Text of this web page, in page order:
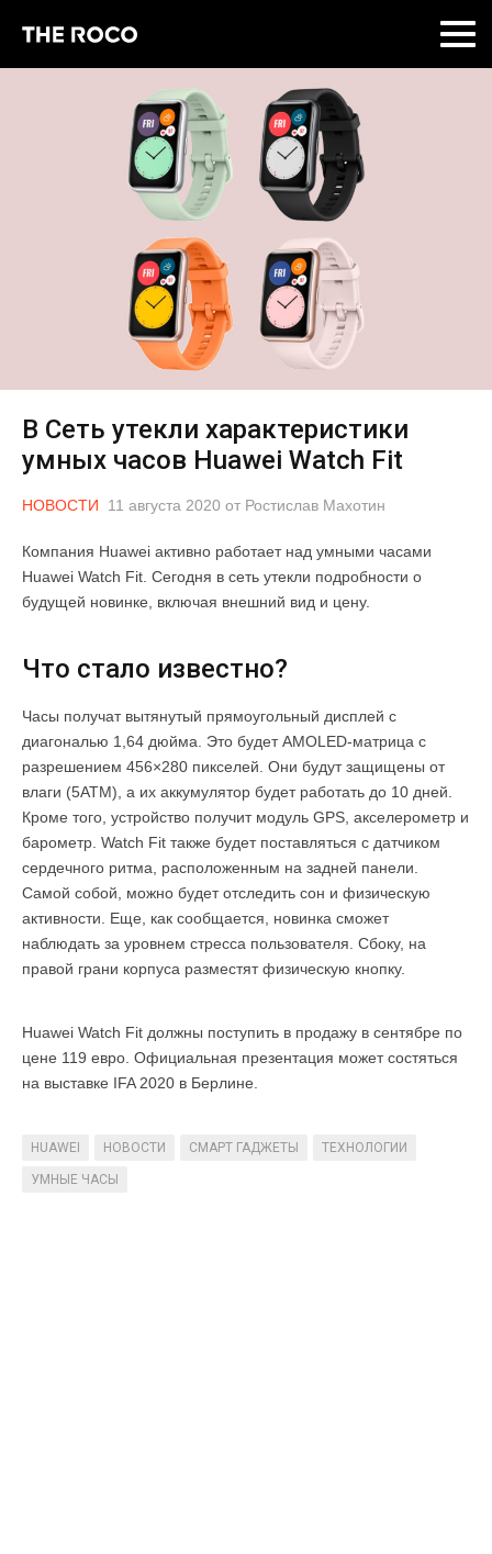
В Сеть утекли характеристики
умных часов Huawei Watch Fit
НОВОСТИ 11 августа 2020 от Ростислав Махотин
Компания Huawei активно работает над умными часами
Huawei Watch Fit. Сегодня в сеть утекли подробности о
будущей новинке, включая внешний вид и цену.
Что стало известно?
Часы получат вытянутый прямоугольный дисплей с
диагональю 1,64 дюйма. Это будет AMOLED-матрица с
разрешением 456×280 пикселей. Они будут защищены от
влаги (5АТМ), а их аккумулятор будет работать до 10 дней.
Кроме того, устройство получит модуль GPS, акселерометр и
барометр. Watch Fit также будет поставляться с датчиком
сердечного ритма, расположенным на задней панели.
Самой собой, можно будет отследить сон и физическую
активности. Еще, как сообщается, новинка сможет
наблюдать за уровнем стресса пользователя. Сбоку, на
правой грани корпуса разместят физическую кнопку.
Huawei Watch Fit должны поступить в продажу в сентябре по
цене 119 евро. Официальная презентация может состяться
на выставке IFA 2020 в Берлине.
HUAWEI НОВОСТИ СМАРТ ГАДЖЕТЫ ТЕХНОЛОГИИ
УМНЫЕ ЧАСЫ